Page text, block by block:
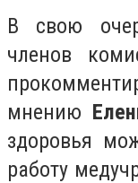
В свою
членов
мнению
здоровья
работу